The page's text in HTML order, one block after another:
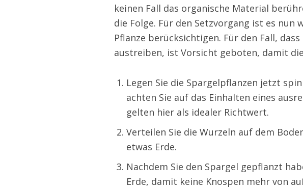
keinen Fall das organische Material
die Folge. Für den Setzvorgang ist es nun
Pflanze berücksichtigen. Für den Fall,
austreiben, ist Vorsicht geboten, damit
Legen Sie die Spargelpflanzen jetzt
achten Sie auf das Einhalten eines
gelten hier als idealer Richtwert.
Verteilen Sie die Wurzeln auf dem
etwas Erde.
Nachdem Sie den Spargel gepflanzt
Erde, damit keine Knospen mehr von